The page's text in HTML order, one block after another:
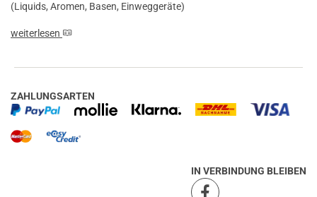
(Liquids, Aromen, Basen, Einweggeräte)
weiterlesen
ZAHLUNGSARTEN
IN VERBINDUNG BLEIBEN